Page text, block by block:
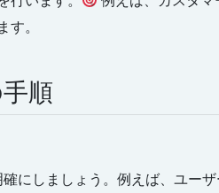
す。
順
にしましょう。例えば、ユー